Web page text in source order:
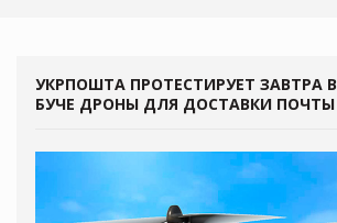
УКРПОШТА ПРОТЕСТИРУЕТ ЗАВТРА В
БУЧЕ ДРОНЫ ДЛЯ ДОСТАВКИ ПОЧТЫ